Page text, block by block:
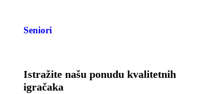
Seniori
Istražite našu ponudu kvalitetnih
igračaka